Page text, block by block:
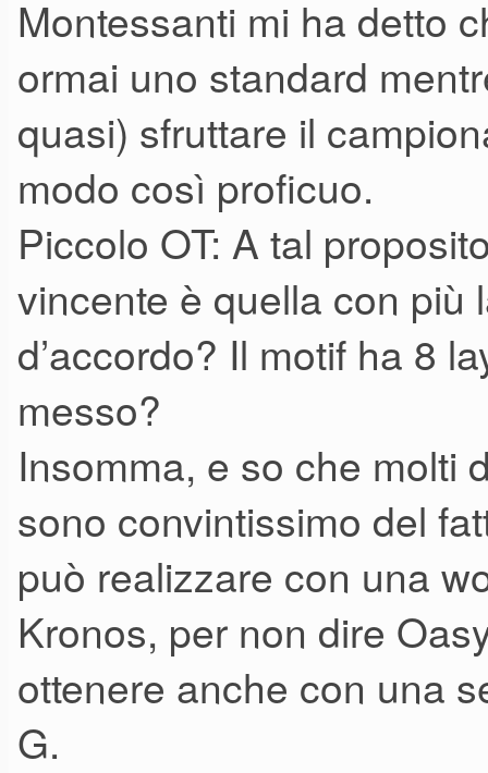
Montessanti mi ha detto
ormai uno standard
quasi) sfruttare il
modo così proficuo.
Piccolo OT: A tal
vincente è quella con più
d’accordo? Il motif ha 8
messo?
Insomma, e so che molti
sono convintissimo del
può realizzare con una
Kronos, per non dire
ottenere anche con una
G.